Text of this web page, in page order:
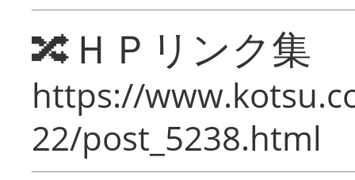
🔀ＨＰリンク集
https://
22/post_5238.html